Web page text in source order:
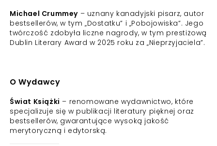
Michael Crummey – uznany kanadyjski pisarz, autor
bestsellerów, w tym „Dostatku” i „Pobojowiska”. Jego
twórczość zdobyła liczne nagrody, w tym prestiżową
Dublin Literary Award w 2025 roku za „Nieprzyjaciela”.
O Wydawcy
Świat Książki – renomowane wydawnictwo, które
specjalizuje się w publikacji literatury pięknej oraz
bestsellerów, gwarantujące wysoką jakość
merytoryczną i edytorską.